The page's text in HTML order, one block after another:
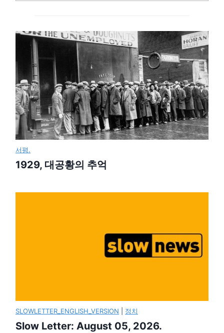
서평.
1929, 대공황의 추억
SLOWLETTER_ENGLISH_VERSION 정치
Slow Letter: August 05, 2026.